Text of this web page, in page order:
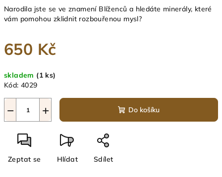
Narodila jste se ve znamení Blíženců a hledáte minerály, které
vám pomohou zklidnit rozbouřenou mysl?
650 Kč
cena:
skladem (1 ks)
Kód: 4029
+
− Do košíku
Zeptat se Hlídat Sdílet